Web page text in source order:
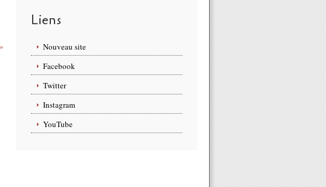
Liens
Nouveau site
Facebook
Twitter
Instagram
YouTube